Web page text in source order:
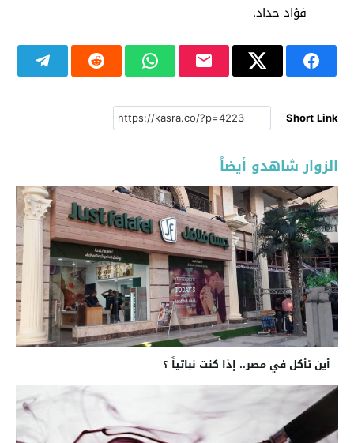
فؤاد حداد.
Short Link
الزوار شاهدو أيضاً
أين تأكل في مصر.. إذا كنت نباتياً ؟